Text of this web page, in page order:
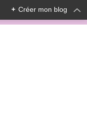
+ Créer mon blog